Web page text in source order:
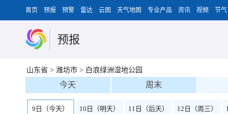
首页 预报 预警 雷达 云图 天气地图 专业产品 资讯 视频 节气
预报
山东省 > 潍坊市 > 白浪绿洲湿地公园
今天 周末
9日（今天） 10日（明天） 11日（后天） 12日（周三）